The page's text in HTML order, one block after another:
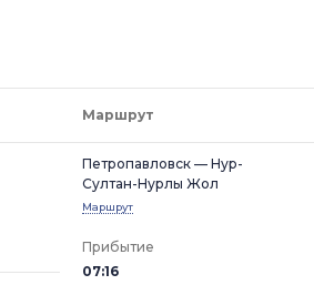
Маршрут
Петропавловск — Нур-
Султан-Нурлы Жол
Маршрут
Прибытие
07:16